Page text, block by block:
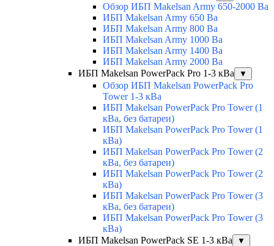
Обзор ИБП Makelsan Army 650-2000 Ва
ИБП Makelsan Army 650 Ва
ИБП Makelsan Army 800 Ва
ИБП Makelsan Army 1000 Ва
ИБП Makelsan Army 1400 Ва
ИБП Makelsan Army 2000 Ва
ИБП Makelsan PowerPack Pro 1-3 кВа
▼
Обзор ИБП Makelsan PowerPack Pro
Tower 1-3 кВа
ИБП Makelsan PowerPack Pro Tower (1
кВа, без батареи)
ИБП Makelsan PowerPack Pro Tower (1
кВа)
ИБП Makelsan PowerPack Pro Tower (2
кВа, без батареи)
ИБП Makelsan PowerPack Pro Tower (2
кВа)
ИБП Makelsan PowerPack Pro Tower (3
кВа, без батареи)
ИБП Makelsan PowerPack Pro Tower (3
кВа)
ИБП Makelsan PowerPack SE 1-3 кВа
▼